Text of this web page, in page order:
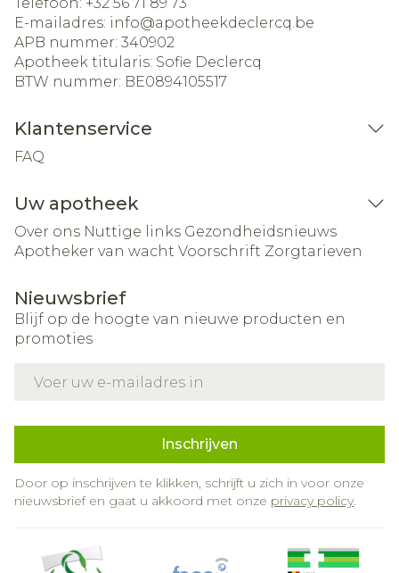
E-mailadres: info@apotheekdeclercq.be
APB nummer: 340902
Apotheek titularis: Sofie Declercq
BTW nummer: BE0894105517
Klantenservice
FAQ
Uw apotheek
Over ons Nuttige links Gezondheidsnieuws
Apotheker van wacht Voorschrift Zorgtarieven
Nieuwsbrief
Blijf op de hoogte van nieuwe producten en
promoties
Inschrijven
Door op inschrijven te klikken, schrijft u zich in voor onze
nieuwsbrief en gaat u akkoord met onze privacy policy.